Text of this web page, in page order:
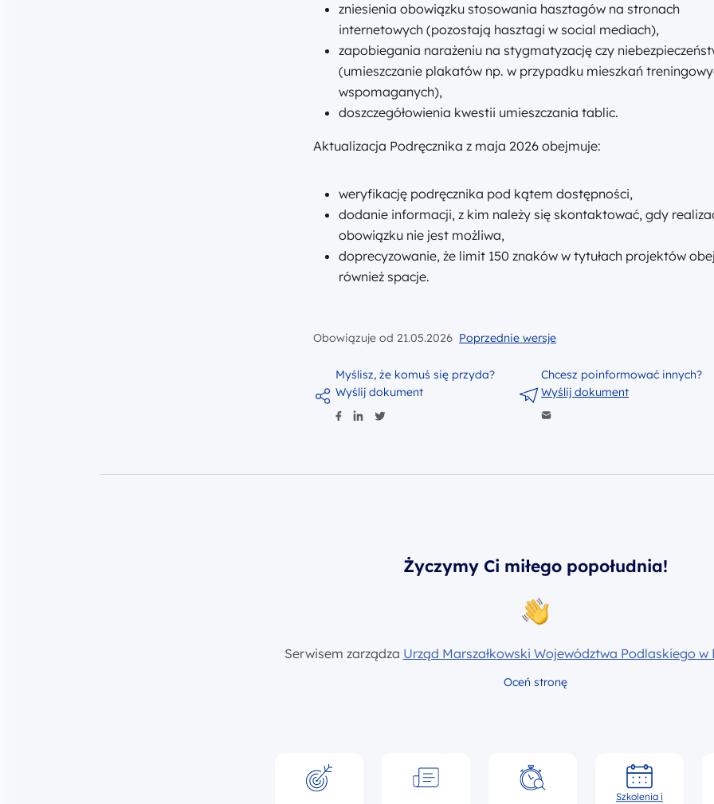
zniesienia obowiązku stosowania hasztagów na stronach
internetowych (pozostają hasztagi w social mediach),
zapobiegania narażeniu na stygmatyzację czy
(umieszczanie plakatów np. w przypadku mieszkań
wspomaganych),
doszczegółowienia kwestii umieszczania tablic.
Aktualizacja Podręcznika z maja 2026 obejmuje:
weryfikację podręcznika pod kątem dostępności,
dodanie informacji, z kim należy się skontaktować, gdy
obowiązku nie jest możliwa,
doprecyzowanie, że limit 150 znaków w tytułach projektów
również spacje.
Obowiązuje od 21.05.2026 Poprzednie wersje
Myślisz, że komuś się przyda?
Wyślij dokument
Chcesz poinformować innych?
Wyślij dokument
Życzymy Ci miłego popołudnia!
Serwisem zarządza Urząd Marszałkowski Województwa Podlaskiego w
Oceń stronę
Szkolenia i